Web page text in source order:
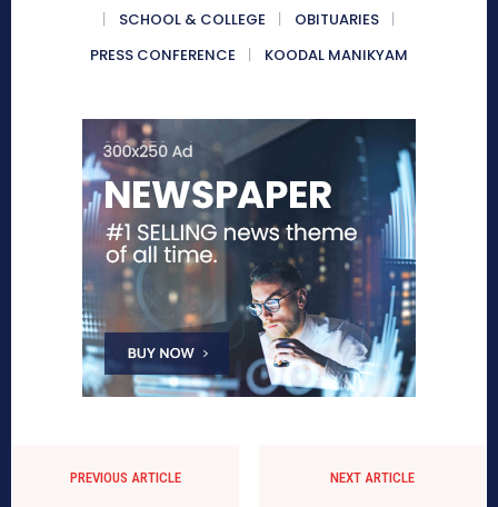
SCHOOL & COLLEGE
OBITUARIES
PRESS CONFERENCE
KOODAL MANIKYAM
PREVIOUS ARTICLE NEXT ARTICLE